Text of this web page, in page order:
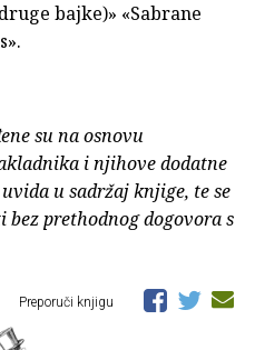
bajke)» «Sabrane
su na osnovu
i njihove dodatne
u sadržaj knjige, te se
prethodnog dogovora s
Preporuči knjigu